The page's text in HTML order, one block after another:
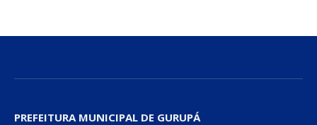
PREFEITURA MUNICIPAL DE GURUPÁ